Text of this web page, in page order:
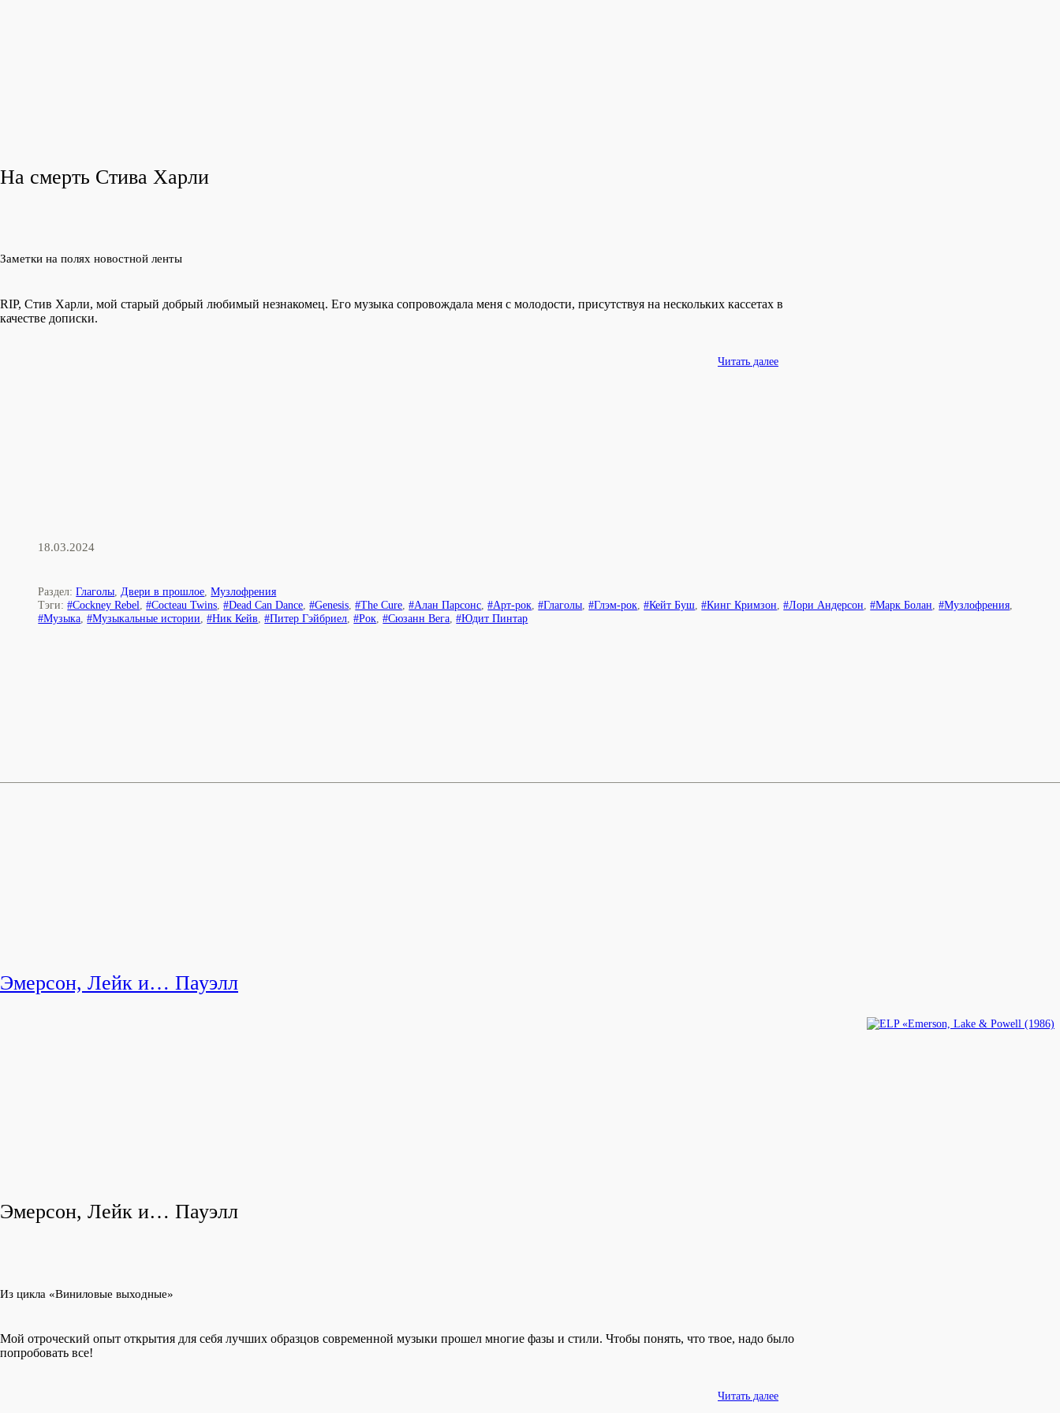
На смерть Стива Харли
Заметки на полях новостной ленты
RIP, Стив Харли, мой старый добрый любимый незнакомец. Его музыка сопровождала меня с молодости, присутствуя на нескольких кассетах в
качестве дописки.
Читать далее
18.03.2024
Раздел:Глаголы,Двери в прошлое,Музлофрения
Тэги:#Cockney Rebel,#Cocteau Twins,#Dead Can Dance,#Genesis,#The Cure,#Алан Парсонс,#Арт-рок,#Глаголы,#Глэм-рок,#Кейт Буш,#Кинг Кримзон,#Лори Андерсон,#Марк Болан,#Музлофрения,
#Музыка,#Музыкальные истории,#Ник Кейв,#Питер Гэйбриел,#Рок,#Сюзанн Вега,#Юдит Пинтар
Эмерсон, Лейк и… Пауэлл
Эмерсон, Лейк и… Пауэлл
Из цикла «Виниловые выходные»
Мой отроческий опыт открытия для себя лучших образцов современной музыки прошел многие фазы и стили. Чтобы понять, что твое, надо было
попробовать все!
Читать далее